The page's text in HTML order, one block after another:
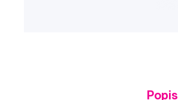
Popis